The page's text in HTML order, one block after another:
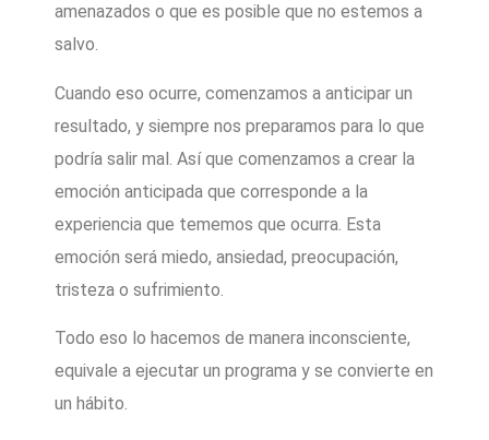
amenazados o que es posible que no estemos a
salvo.
Cuando eso ocurre, comenzamos a anticipar un
resultado, y siempre nos preparamos para lo que
podría salir mal. Así que comenzamos a crear la
emoción anticipada que corresponde a la
experiencia que tememos que ocurra. Esta
emoción será miedo, ansiedad, preocupación,
tristeza o sufrimiento.
Todo eso lo hacemos de manera inconsciente,
equivale a ejecutar un programa y se convierte en
un hábito.